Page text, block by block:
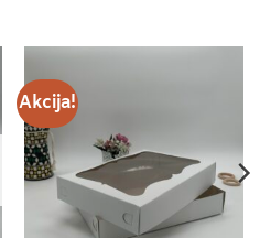
Akcija!